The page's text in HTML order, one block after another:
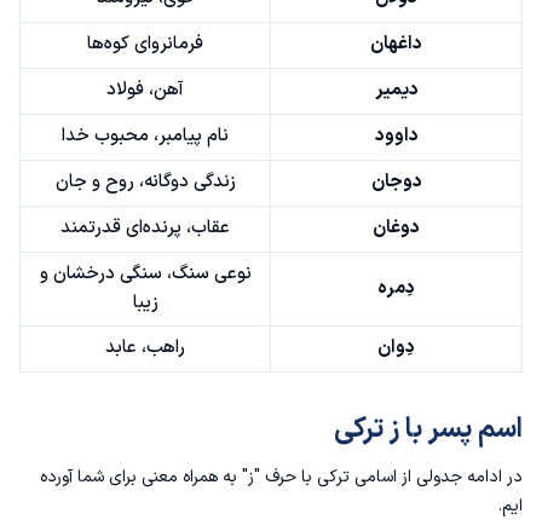
داغهان
فرمانروای کوه‌ها
دیمیر
آهن، فولاد
داوود
نام پیامبر، محبوب خدا
دوجان
زندگی دوگانه، روح و جان
دوغان
عقاب، پرنده‌ای قدرتمند
دِمره
نوعی سنگ، سنگی درخشان و
زیبا
دِوان
راهب، عابد
اسم پسر با ز ترکی
در ادامه جدولی از اسامی ترکی با حرف "ز" به همراه معنی برای شما آورده
ایم.